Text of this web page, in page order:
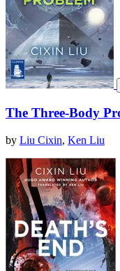
The Three‐Body
by Liu Cixin, Ken Liu